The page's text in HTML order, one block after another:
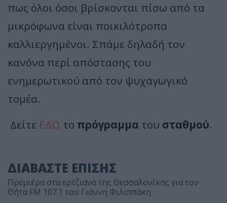
πως όλοι όσοι βρίσκονται πίσω από τα
μικρόφωνα είναι ποικιλότροπα
καλλιεργημένοι. Σπάμε δηλαδή τον
κανόνα περί απόστασης του
ενημερωτικού από τον ψυχαγωγικό
τομέα.
Δείτε ΕΔΩ το πρόγραμμα του σταθμού.
ΔΙΑΒΑΣΤΕ ΕΠΙΣΗΣ
Πρεμιέρα στα ερτζιανά της Θεσσαλονίκης για τον
Θήτα FM 107.1 του Γιάννη Φιλιππάκη